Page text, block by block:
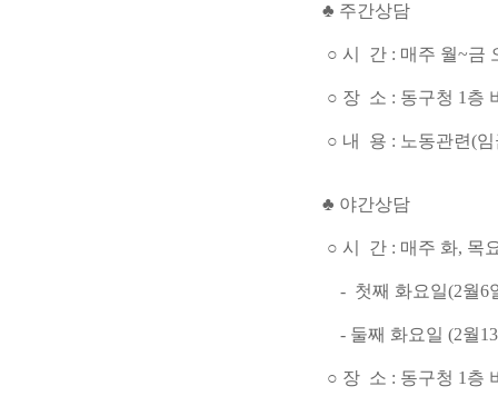
♣ 주간상담
○ 시 간 : 매주 월~금
○ 장 소 : 동구청 1층
○ 내 용 : 노동관련(
♣ 야간상담
○ 시 간 : 매주 화, 목
- 첫째 화요일(2월6
- 둘째 화요일 (2월
○ 장 소 : 동구청 1층